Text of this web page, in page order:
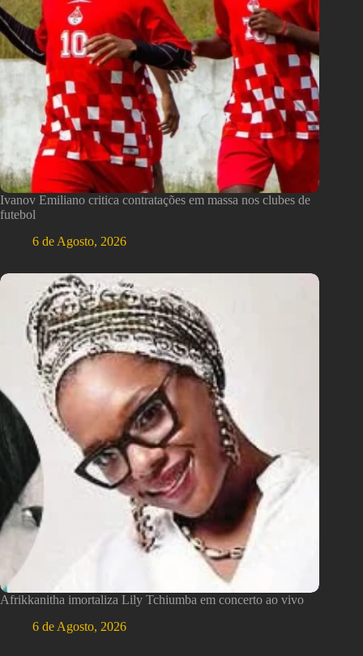
Ivanov Emiliano critica contratações em massa nos clubes de
futebol
6 de Agosto, 2026
Afrikkanitha imortaliza Lily Tchiumba em concerto ao vivo
6 de Agosto, 2026